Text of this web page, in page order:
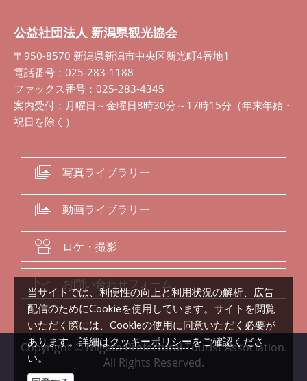
公益社団法人 新潟県観光協会
〒950-8570 新潟県新潟市中央区新光町4番地1
電話番号：025-283-1188
ファックス番号：025-283-4345
案内受付：月曜日～金曜日8時30分～17時15分（年末年始・
祝日を除く）
写真ライブラリー
動画ライブラリー
ロケ・撮影
お問い合わせフォーム
Copyright © Niigata Prefectural Tourist Association.
All Rights Reserved.
当サイトでは、利便性の向上と利用状況の解析、広告
配信のためにCookieを使用しています。サイトを閲覧
いただく際には、Cookieの使用に同意いただく必要が
あります。詳細はクッキーポリシーをご確認くださ
い。